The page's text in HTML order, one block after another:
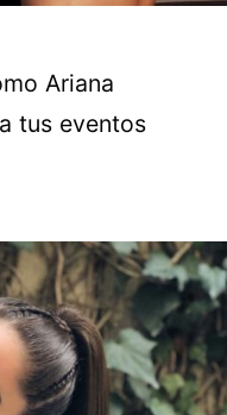
Ariana
tus eventos